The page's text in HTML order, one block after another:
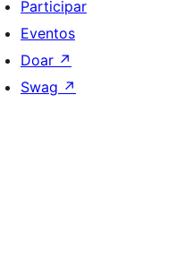
Participar
Eventos
Doar ↗
Swag ↗